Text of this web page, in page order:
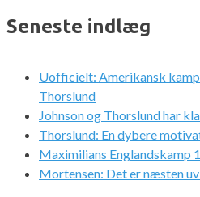
Seneste indlæg
Uofficielt: Amerikansk
Thorslund
Johnson og Thorslund har
Thorslund: En dybere
Maximilians
Mortensen: Det er næsten